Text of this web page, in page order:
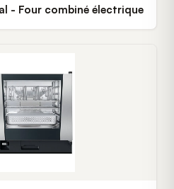
- Four combiné électrique